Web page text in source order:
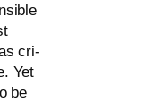
as cri­
Yet
be